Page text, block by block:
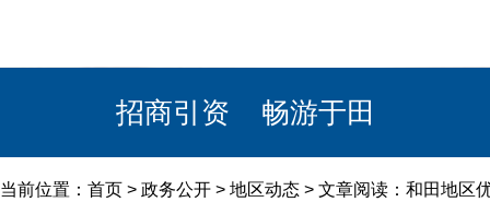
招商引资 畅游于田
当前位置： 首页 > 政务公开 > 地区动态 > 文章阅读：和田地区